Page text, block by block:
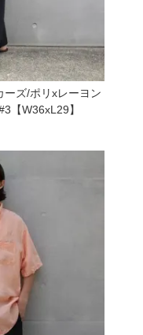
ズ/ポリxレーヨン
【W36xL29】